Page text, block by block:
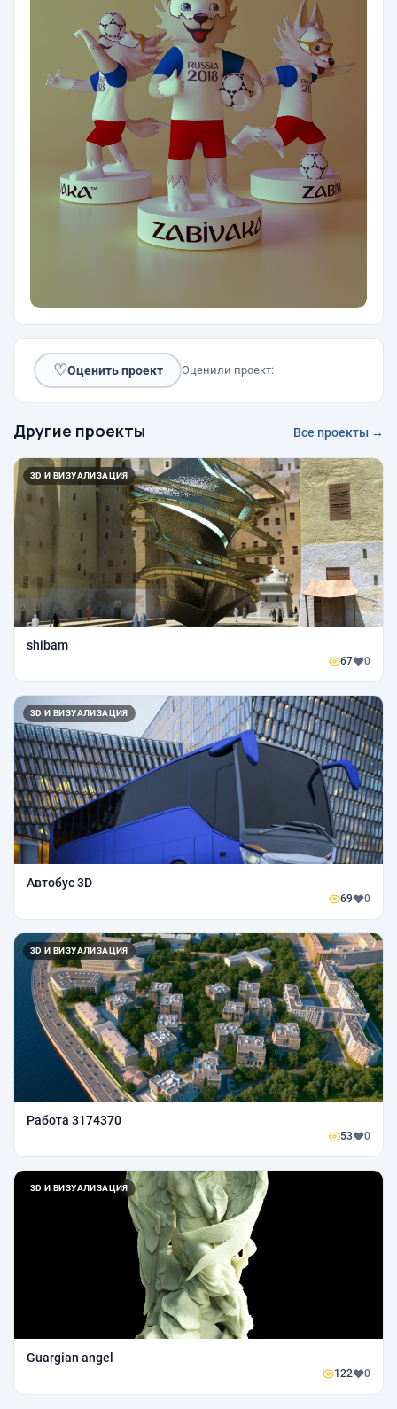
♡Оценить проект Оценили проект:
Другие проекты Все проекты →
3D И ВИЗУАЛИЗАЦИЯ
shibam
67 0
3D И ВИЗУАЛИЗАЦИЯ
Автобус 3D
69 0
3D И ВИЗУАЛИЗАЦИЯ
Работа 3174370
53 0
3D И ВИЗУАЛИЗАЦИЯ
Guargian angel
122 0